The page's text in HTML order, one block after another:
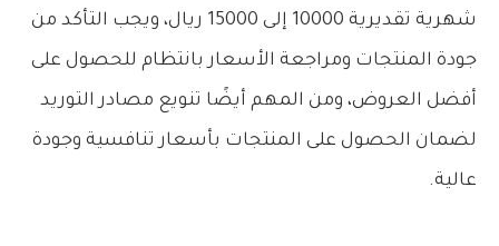
شهرية تقديرية 10000 إلى 15000 ريال، ويجب التأكد من
جودة المنتجات ومراجعة الأسعار بانتظام للحصول على
أفضل العروض، ومن المهم أيضًا تنويع مصادر التوريد
لضمان الحصول على المنتجات بأسعار تنافسية وجودة
عالية.